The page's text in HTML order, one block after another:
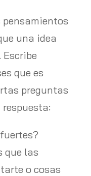
una idea
que es
preguntas
que las
o cosas